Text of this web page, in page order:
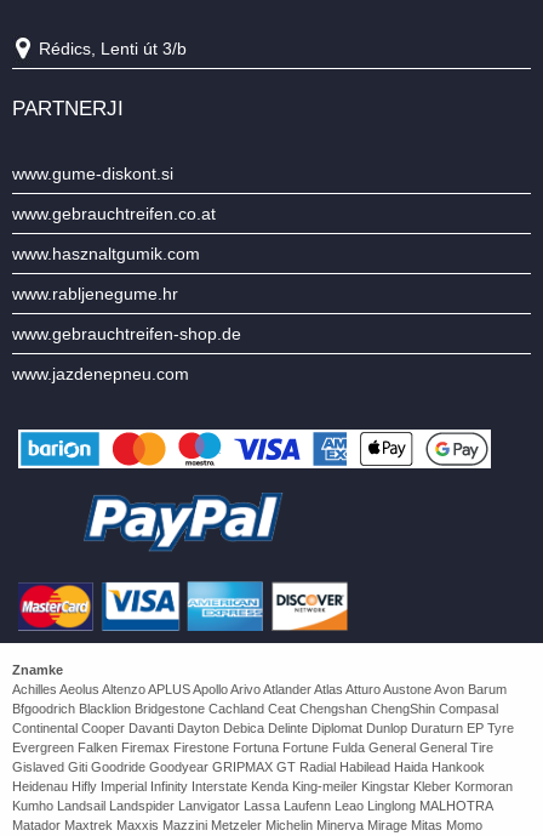
Rédics, Lenti út 3/b
PARTNERJI
www.gume-diskont.si
www.gebrauchtreifen.co.at
www.hasznaltgumik.com
www.rabljenegume.hr
www.gebrauchtreifen-shop.de
www.jazdenepneu.com
Znamke
Achilles Aeolus Altenzo APLUS Apollo Arivo Atlander Atlas Atturo Austone Avon Barum
Bfgoodrich Blacklion Bridgestone Cachland Ceat Chengshan ChengShin Compasal
Continental Cooper Davanti Dayton Debica Delinte Diplomat Dunlop Duraturn EP Tyre
Evergreen Falken Firemax Firestone Fortuna Fortune Fulda General General Tire
Gislaved Giti Goodride Goodyear GRIPMAX GT Radial Habilead Haida Hankook
Heidenau Hifly Imperial Infinity Interstate Kenda King-meiler Kingstar Kleber Kormoran
Kumho Landsail Landspider Lanvigator Lassa Laufenn Leao Linglong MALHOTRA
Matador Maxtrek Maxxis Mazzini Metzeler Michelin Minerva Mirage Mitas Momo